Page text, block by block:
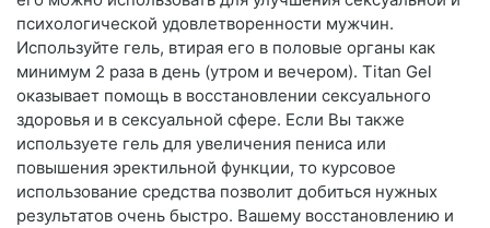
психологической удовлетворенности мужчин.
Используйте гель, втирая его в половые органы как
минимум 2 раза в день (утром и вечером). Titan Gel
оказывает помощь в восстановлении сексуального
здоровья и в сексуальной сфере. Если Вы также
используете гель для увеличения пениса или
повышения эректильной функции, то курсовое
использование средства позволит добиться нужных
результатов очень быстро. Вашему восстановлению и